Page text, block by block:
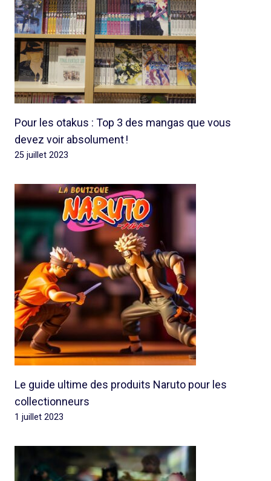
Pour les otakus : Top 3 des mangas que vous
devez voir absolument !
25 juillet 2023
Le guide ultime des produits Naruto pour les
collectionneurs
1 juillet 2023